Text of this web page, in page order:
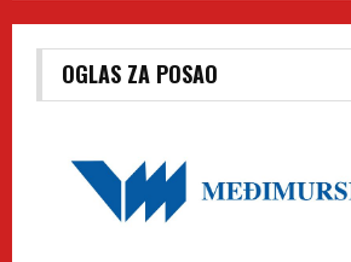
OGLAS ZA POSAO